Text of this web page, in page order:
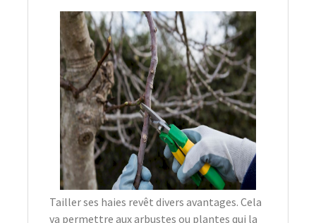
Tailler ses haies revêt divers avantages. Cela
va permettre aux arbustes ou plantes qui la